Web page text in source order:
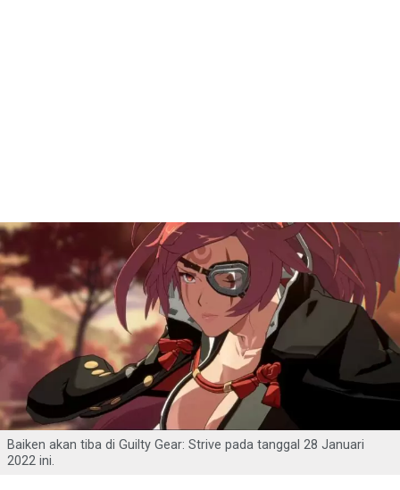
Baiken akan tiba di Guilty Gear: Strive pada tanggal 28 Januari
2022 ini.